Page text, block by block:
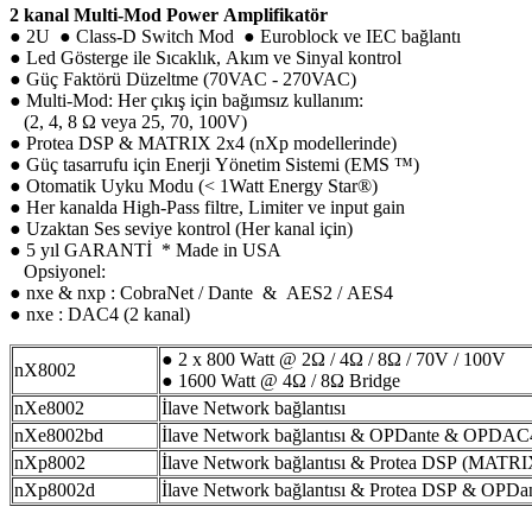
2 kanal Multi-Mod Power Amplifikatör
● 2U ● Class-D Switch Mod ● Euroblock ve IEC bağlantı
● Led Gösterge ile Sıcaklık, Akım ve Sinyal kontrol
● Güç Faktörü Düzeltme (70VAC - 270VAC)
● Multi-Mod: Her çıkış için bağımsız kullanım:
(2, 4, 8 Ω veya 25, 70, 100V)
● Protea DSP & MATRIX 2x4 (nXp modellerinde)
● Güç tasarrufu için Enerji Yönetim Sistemi (EMS ™)
● Otomatik Uyku Modu (< 1Watt Energy Star®)
● Her kanalda High-Pass filtre, Limiter ve input gain
● Uzaktan Ses seviye kontrol (Her kanal için)
● 5 yıl GARANTİ * Made in USA
Opsiyonel:
● nxe & nxp : CobraNet / Dante & AES2 / AES4
● nxe : DAC4 (2 kanal)
nX8002
● 2 x 800 Watt @ 2Ω / 4Ω / 8Ω / 70V / 100V
● 1600 Watt @ 4Ω / 8Ω Bridge
nXe8002
İlave Network bağlantısı
nXe8002bd
İlave Network bağlantısı & OPDante &
nXp8002
İlave Network bağlantısı & Protea DSP
nXp8002d
İlave Network bağlantısı & Protea DSP &